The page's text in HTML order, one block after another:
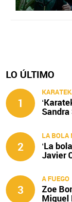
LO ÚLTIMO
1
2
LA BOLA
‘La
Javier
3
A FUEGO
Zoe
Miquel